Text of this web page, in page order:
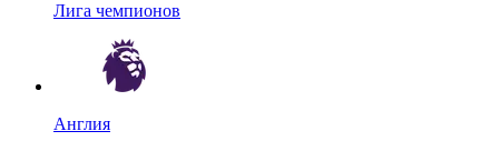
Лига чемпионов
Англия